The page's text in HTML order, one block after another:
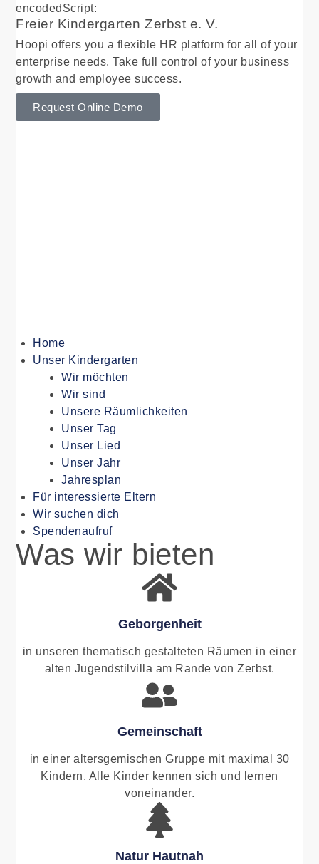
encodedScript:
Freier Kindergarten Zerbst e. V.
Hoopi offers you a flexible HR platform for all of your
enterprise needs. Take full control of your business
growth and employee success.
Request Online Demo
Home
Unser Kindergarten
Wir möchten
Wir sind
Unsere Räumlichkeiten
Unser Tag
Unser Lied
Unser Jahr
Jahresplan
Für interessierte Eltern
Wir suchen dich
Spendenaufruf
Was wir bieten
Geborgenheit
in unseren thematisch gestalteten Räumen in einer
alten Jugendstilvilla am Rande von Zerbst.
Gemeinschaft
in einer altersgemischen Gruppe mit maximal 30
Kindern. Alle Kinder kennen sich und lernen
voneinander.
Natur Hautnah